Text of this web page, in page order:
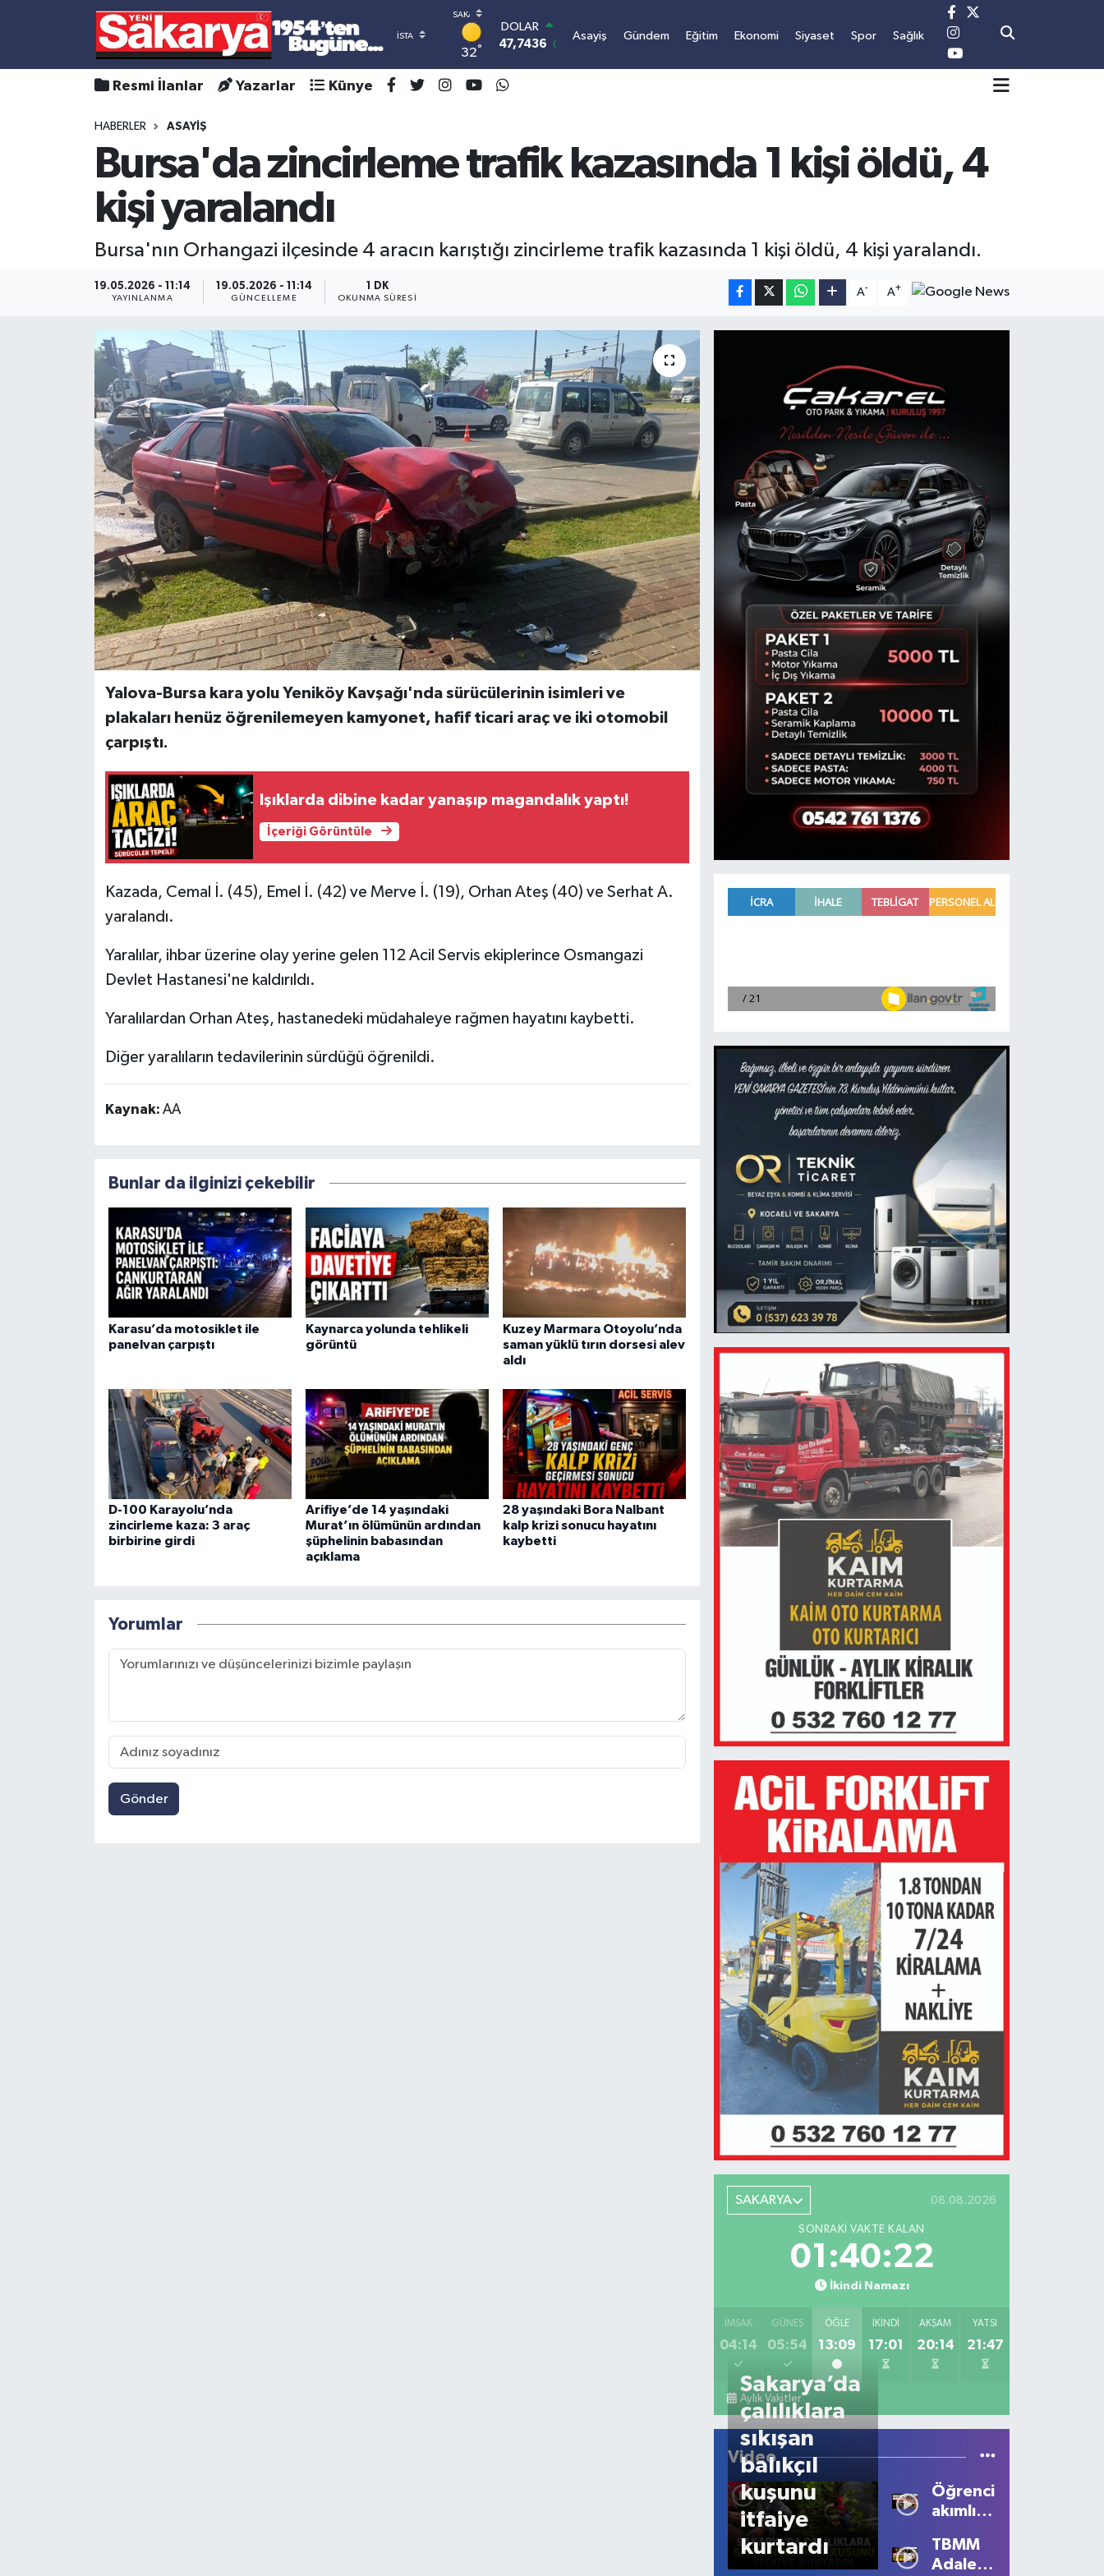
32°
DOLAR
47,7436 0.18
55,2510
6660.55
0.03
BİST100
13.779
Asayiş Gündem Eğitim Ekonomi Siyaset Spor Sağlık
Resmi İlanlar Yazarlar Künye
HABERLER ASAYİŞ
Bursa'da zincirleme trafik kazasında 1 kişi öldü, 4
kişi yaralandı
Bursa'nın Orhangazi ilçesinde 4 aracın karıştığı zincirleme trafik kazasında 1 kişi öldü, 4 kişi yaralandı.
19.05.2026 - 11:14
YAYINLANMA
19.05.2026 - 11:14
GÜNCELLEME
1 DK
OKUNMA SÜRESI
A- A+
Yalova-Bursa kara yolu Yeniköy Kavşağı'nda sürücülerinin isimleri ve
plakaları henüz öğrenilemeyen kamyonet, hafif ticari araç ve iki otomobil
çarpıştı.
Işıklarda dibine kadar yanaşıp magandalık yaptı!
İçeriği Görüntüle
Kazada, Cemal İ. (45), Emel İ. (42) ve Merve İ. (19), Orhan Ateş (40) ve Serhat A.
yaralandı.
Yaralılar, ihbar üzerine olay yerine gelen 112 Acil Servis ekiplerince Osmangazi
Devlet Hastanesi'ne kaldırıldı.
Yaralılardan Orhan Ateş, hastanedeki müdahaleye rağmen hayatını kaybetti.
Diğer yaralıların tedavilerinin sürdüğü öğrenildi.
Kaynak: AA
Bunlar da ilginizi çekebilir
Karasu’da motosiklet ile
panelvan çarpıştı
Kaynarca yolunda tehlikeli
görüntü
Kuzey Marmara Otoyolu’nda
saman yüklü tırın dorsesi alev
aldı
D-100 Karayolu’nda
zincirleme kaza: 3 araç
birbirine girdi
Arifiye’de 14 yaşındaki
Murat’ın ölümünün ardından
şüphelinin babasından
açıklama
28 yaşındaki Bora Nalbant
kalp krizi sonucu hayatını
kaybetti
Yorumlar
Gönder
SAKARYA 08.08.2026
SONRAKI VAKTE KALAN
01:40:22
İkindi Namazı
İMSAK
04:14
GÜNEŞ
05:54
ÖĞLE
13:09
İKINDI
17:01
AKŞAM
20:14
YATSI
21:47
Aylık Vakitler
Video
Sakarya’da
çalılıklara
sıkışan
balıkçıl
kuşunu
itfaiye
kurtardı
Öğrencilerden
akımlı
TBMM
Adalet